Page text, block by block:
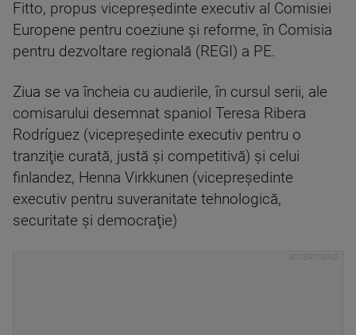
Fitto, propus vicepreşedinte executiv al Comisiei
Europene pentru coeziune şi reforme, în Comisia
pentru dezvoltare regională (REGI) a PE.
Ziua se va încheia cu audierile, în cursul serii, ale
comisarului desemnat spaniol Teresa Ribera
Rodríguez (vicepreşedinte executiv pentru o
tranziţie curată, justă şi competitivă) şi celui
finlandez, Henna Virkkunen (vicepreşedinte
executiv pentru suveranitate tehnologică,
securitate şi democraţie)